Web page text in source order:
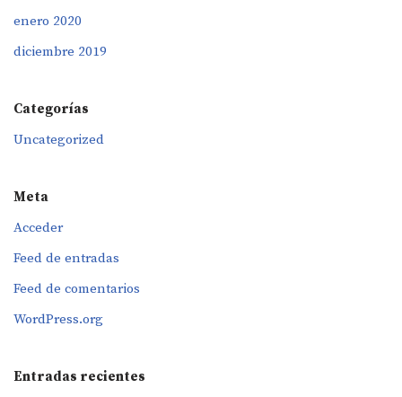
enero 2020
diciembre 2019
Categorías
Uncategorized
Meta
Acceder
Feed de entradas
Feed de comentarios
WordPress.org
Entradas recientes